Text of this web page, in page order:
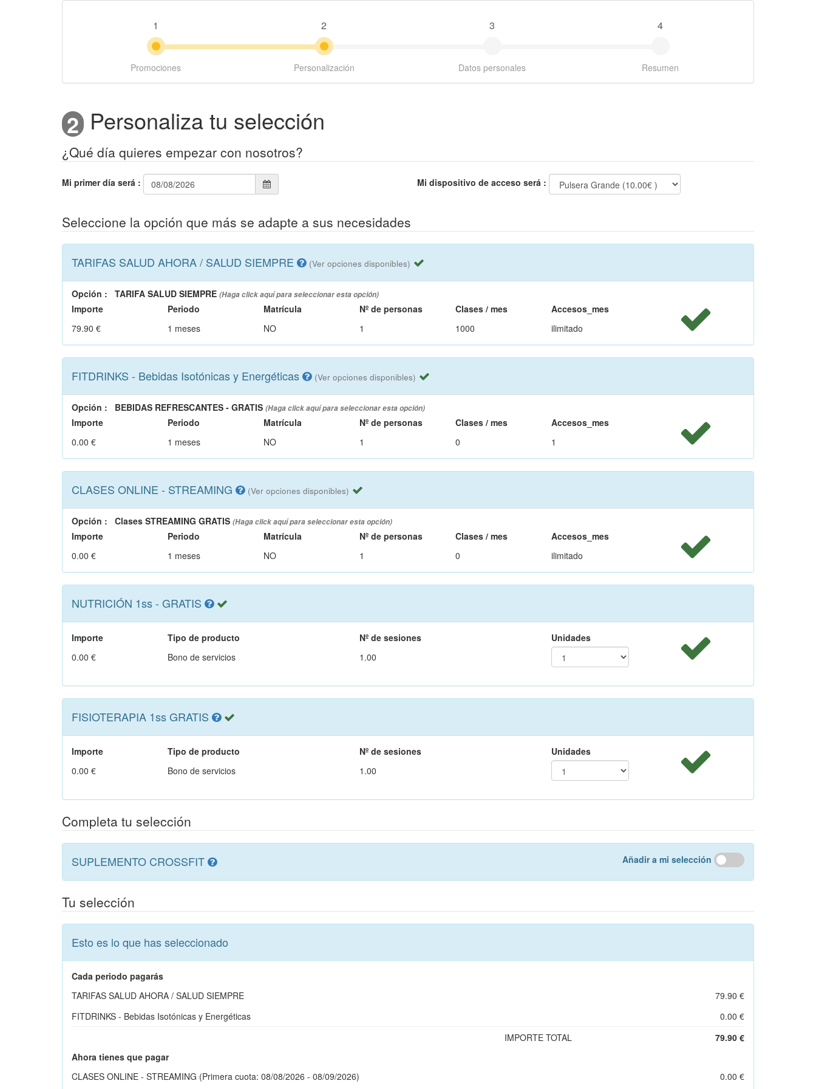
1
Promociones
2
Personalización
3
Datos personales
4
Resumen
2 Personaliza tu selección
¿Qué día quieres empezar con nosotros?
Mi primer día será : Mi dispositivo de acceso será :
Seleccione la opción que más se adapte a sus necesidades
TARIFAS SALUD AHORA / SALUD SIEMPRE (Ver opciones disponibles)
Opción : TARIFA SALUD SIEMPRE (Haga click aquí para seleccionar esta opción)
Importe
79.90 €
Periodo
1 meses
Matrícula
NO
Nº de personas
1
Clases / mes
1000
Accesos_mes
ilimitado
FITDRINKS - Bebidas Isotónicas y Energéticas (Ver opciones disponibles)
Opción : BEBIDAS REFRESCANTES - GRATIS (Haga click aquí para seleccionar esta opción)
Importe
0.00 €
Periodo
1 meses
Matrícula
NO
Nº de personas
1
Clases / mes
0
Accesos_mes
1
CLASES ONLINE - STREAMING (Ver opciones disponibles)
Opción : Clases STREAMING GRATIS (Haga click aquí para seleccionar esta opción)
Importe
0.00 €
Periodo
1 meses
Matrícula
NO
Nº de personas
1
Clases / mes
0
Accesos_mes
ilimitado
NUTRICIÓN 1ss - GRATIS
Importe
0.00 €
Tipo de producto
Bono de servicios
Nº de sesiones
1.00
Unidades
FISIOTERAPIA 1ss GRATIS
Importe
0.00 €
Tipo de producto
Bono de servicios
Nº de sesiones
1.00
Unidades
Completa tu selección
SUPLEMENTO CROSSFIT Añadir a mi selección
Tu selección
Esto es lo que has seleccionado
Cada periodo pagarás
TARIFAS SALUD AHORA / SALUD SIEMPRE
79.90 €
FITDRINKS - Bebidas Isotónicas y Energéticas
0.00 €
IMPORTE TOTAL
79.90 €
Ahora tienes que pagar
CLASES ONLINE - STREAMING (Primera cuota: 08/08/2026 - 08/09/2026)
0.00 €